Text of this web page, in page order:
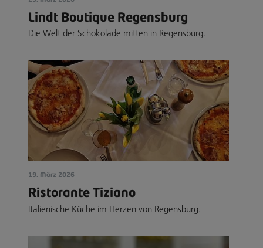
Lindt Boutique Regensburg
Die Welt der Schokolade mitten in Regensburg.
19. März 2026
Ristorante Tiziano
Italienische Küche im Herzen von Regensburg.